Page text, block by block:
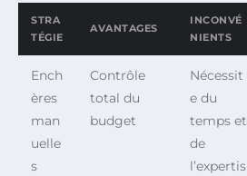
STRA
TÉGIE
AVANTAGES
INCONVÉ
NIENTS
Ench
ères
man
uelle
s
Contrôle
total du
budget
Nécessit
e du
temps et
de
l’expertis